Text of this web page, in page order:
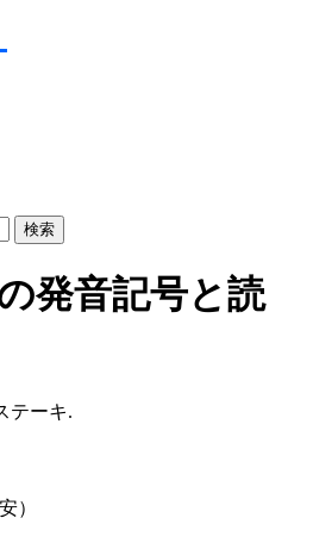
発音記号と読
テーキ.
）